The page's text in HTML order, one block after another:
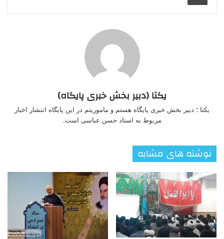
یکتا (دبیر بخش خبری پایگاه)
یکتا ؛ دبیر بخش خبری پایگاه هستم و ماموریتم در این پایگاه انتشار اخبار
مربوط به استاد حسن عباسی است.
نوشته های مشابه